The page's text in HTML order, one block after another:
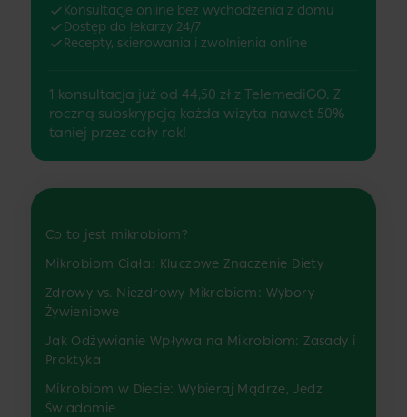
Konsultacje online bez wychodzenia z domu
Dostęp do lekarzy 24/7
Recepty, skierowania i zwolnienia online
1 konsultacja już od 44,50 zł z TelemediGO. Z
roczną subskrypcją każda wizyta nawet 50%
taniej przez cały rok!
Co to jest mikrobiom?
Mikrobiom Ciała: Kluczowe Znaczenie Diety
Zdrowy vs. Niezdrowy Mikrobiom: Wybory
Żywieniowe
Jak Odżywianie Wpływa na Mikrobiom: Zasady i
Praktyka
Mikrobiom w Diecie: Wybieraj Mądrze, Jedz
Świadomie